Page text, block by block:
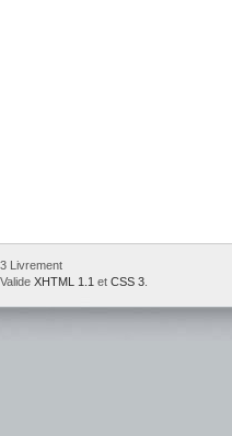
Livrement
. Valide XHTML 1.1 et CSS 3